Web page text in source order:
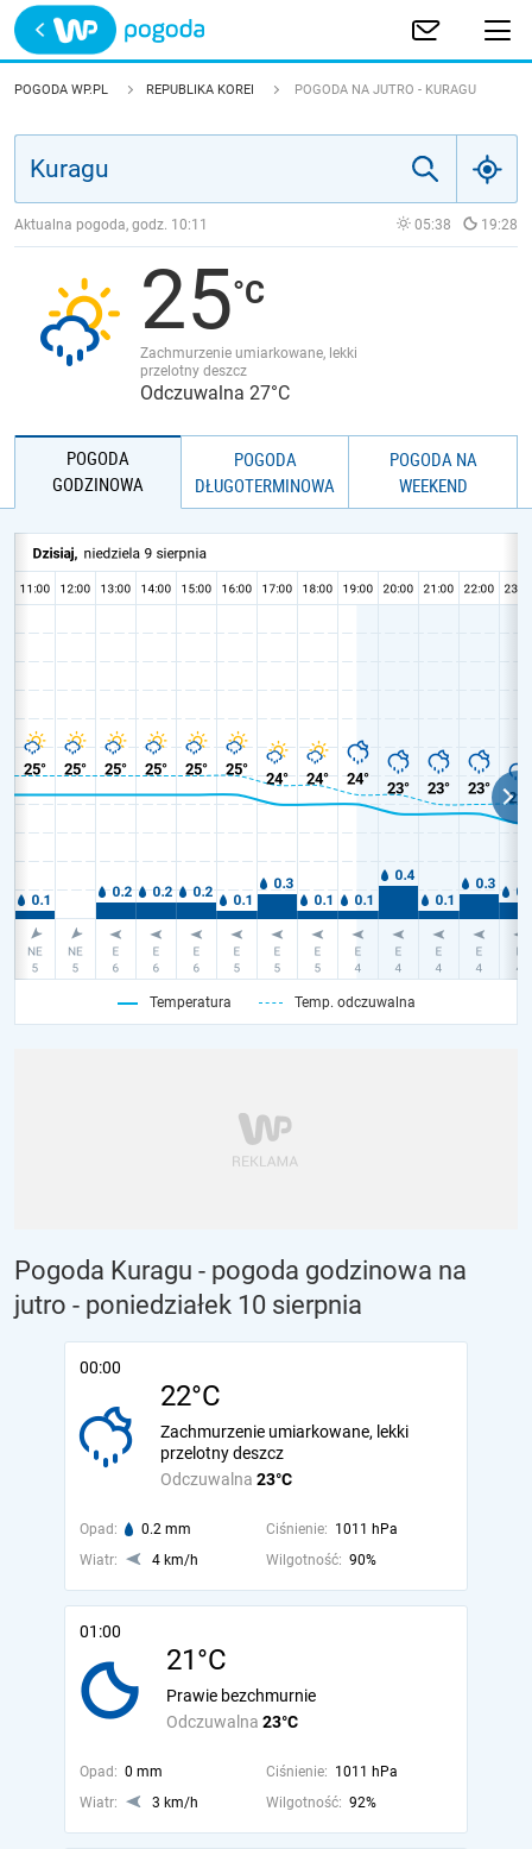
Trwa ładowanie
POLSKA
JAKOŚĆ POWIETRZA
POGODA WP.PL REPUBLIKA KOREI POGODA NA JUTRO - KURAGU
Aktualna pogoda, godz. 10:11 05:38 19:28
25
Zachmurzenie umiarkowane, lekki
przelotny deszcz
Odczuwalna 27°C
POGODA
GODZINOWA
POGODA
DŁUGOTERMINOWA
POGODA NA
WEEKEND
Temperatura Temp. odczuwalna
Pogoda Kuragu - pogoda godzinowa na
jutro - poniedziałek 10 sierpnia
00:00
22°C
Odczuwalna 23°C
Zachmurzenie umiarkowane, lekki
przelotny deszcz
Opad: 0.2 mm Ciśnienie: 1011 hPa
Wiatr:
4 km/h Wilgotność: 90%
01:00
21°C
Odczuwalna 23°C
Prawie bezchmurnie
Opad: 0 mm Ciśnienie: 1011 hPa
Wiatr:
3 km/h Wilgotność: 92%